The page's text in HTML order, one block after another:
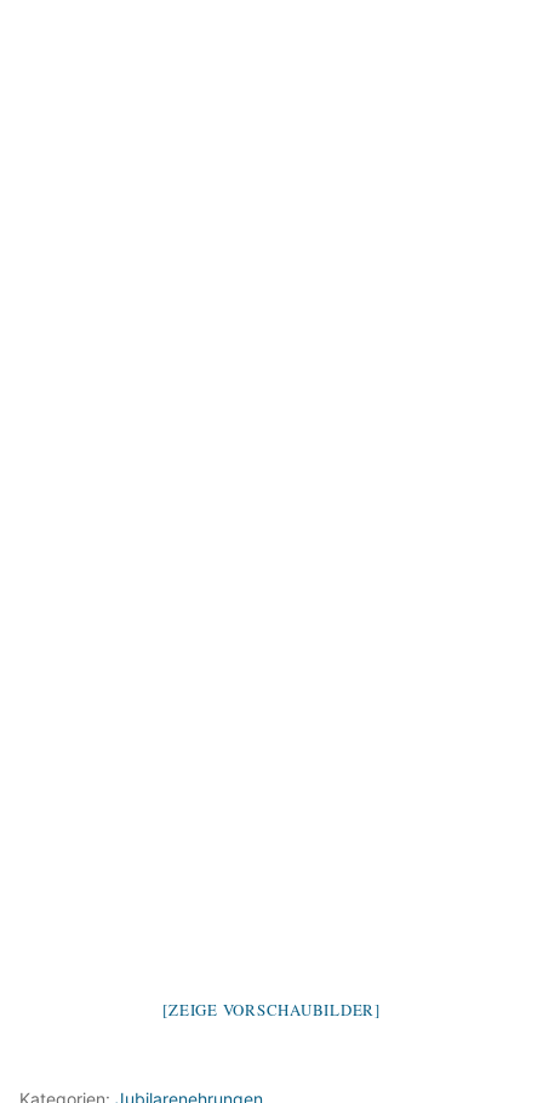
[ZEIGE VORSCHAUBILDER]